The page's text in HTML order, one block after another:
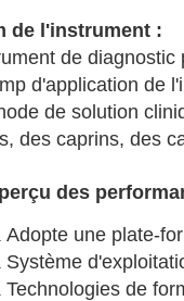
de l'instrument :
de
d'application de
de solution
des caprins, des
des
Adopte une plate-
Système
Technologies de